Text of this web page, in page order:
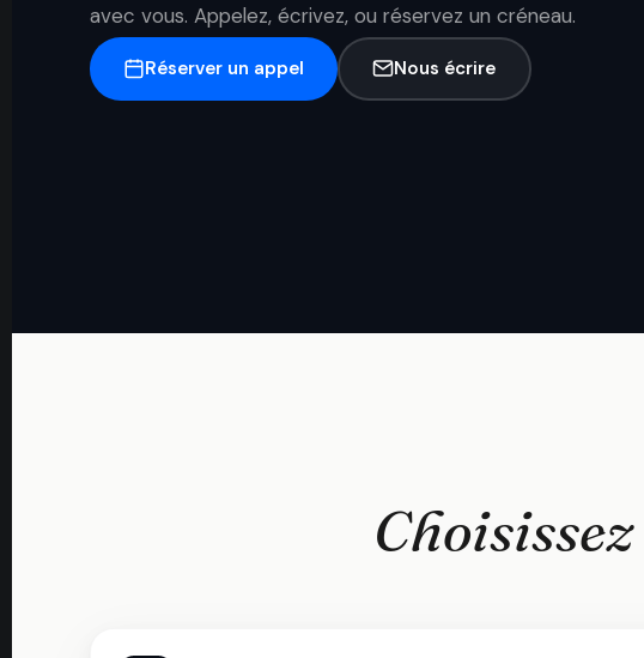
avec vous. Appelez, écrivez, ou réservez un créneau.
Réserver un appel Nous écrire
Choisissez